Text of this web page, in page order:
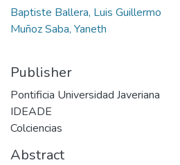
Baptiste Ballera, Luis Guillermo
Muñoz Saba, Yaneth
Publisher
Pontificia Universidad Javeriana
IDEADE
Colciencias
Abstract